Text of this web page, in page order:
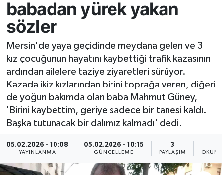
babadan yürek yakan
sözler
Mersin'de yaya geçidinde meydana gelen ve 3
kız çocuğunun hayatını kaybettiği trafik kazasının
ardından ailelere taziye ziyaretleri sürüyor.
Kazada ikiz kızlarından birini toprağa veren, diğeri
de yoğun bakımda olan baba Mahmut Güney,
'Birini kaybettim, geriye sadece bir tanesi kaldı.
Başka tutunacak bir dalımız kalmadı' dedi.
05.02.2026 - 10:08
YAYINLANMA
05.02.2026 - 10:15
GÜNCELLEME
3
PAYLAŞIM
Kültür-Sanat
Resmi İlan
Sağlık
Siyaset
Spor